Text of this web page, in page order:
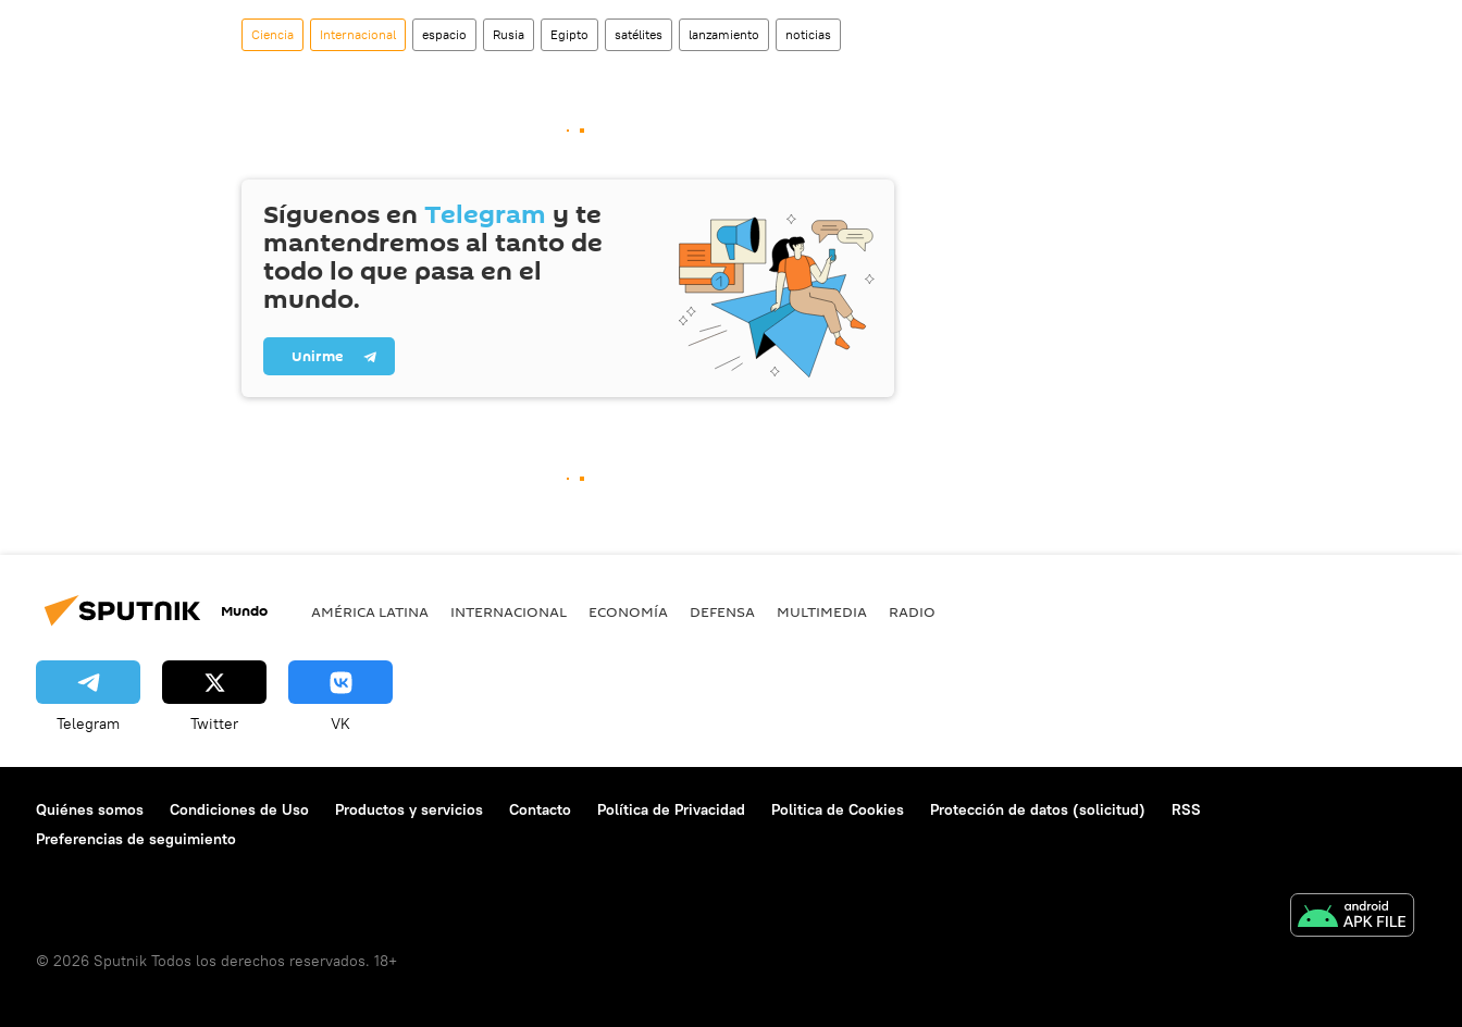
Ciencia Internacional espacio Rusia Egipto satélites lanzamiento noticias
Síguenos en Telegram y te
mantendremos al tanto de
todo lo que pasa en el
mundo.
Unirme
Mundo AMÉRICA LATINA INTERNACIONAL ECONOMÍA DEFENSA MULTIMEDIA RADIO
Telegram Twitter VK
Quiénes somos Condiciones de Uso Productos y servicios Contacto Política de Privacidad Politica de Cookies Protección de datos (solicitud)
RSS
Preferencias de seguimiento
© 2026 Sputnik Todos los derechos reservados. 18+